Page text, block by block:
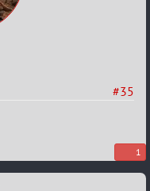
#35
1